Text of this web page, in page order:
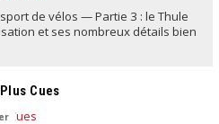
de vélos — Partie 3 : le Thule
et ses nombreux détails bien
Cues